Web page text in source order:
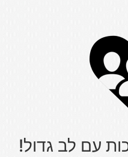
עם לב גדול!